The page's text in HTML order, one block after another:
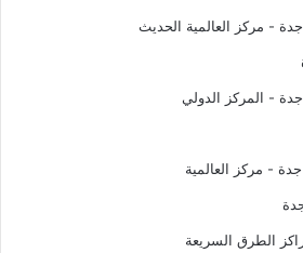
- مركز العالمية الحديث
- المركز الدولي
- مركز العالمية
الطرق السريعة